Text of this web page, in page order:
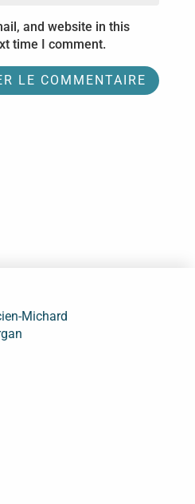
and website in this
time I comment.
Michard